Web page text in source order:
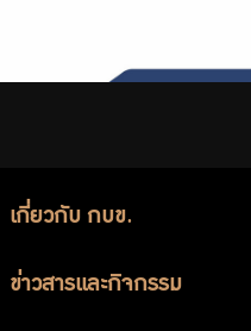
เกี่ยวกับ กบข.
ข่าวสารและกิจกรรม